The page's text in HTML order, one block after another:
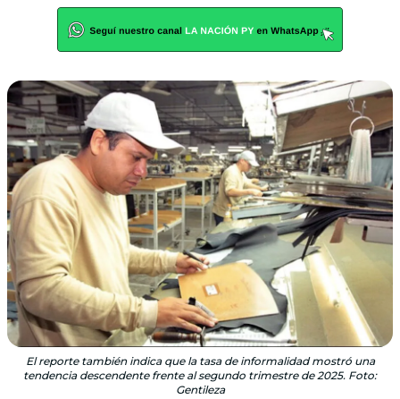
El reporte también indica que la tasa de informalidad mostró una
tendencia descendente frente al segundo trimestre de 2025. Foto:
Gentileza